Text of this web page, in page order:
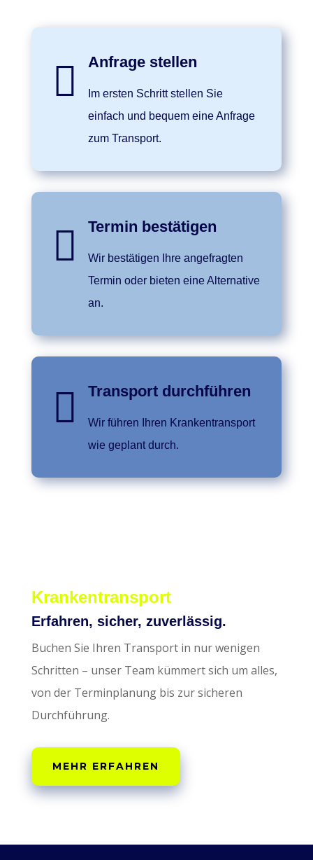
 Anfrage stellen
Im ersten Schritt stellen Sie
einfach und bequem eine Anfrage
zum Transport.
 Termin bestätigen
Wir bestätigen Ihre angefragten
Termin oder bieten eine Alternative
an.
 Transport durchführen
Wir führen Ihren Krankentransport
wie geplant durch.
Krankentransport
Erfahren, sicher, zuverlässig.
Buchen Sie Ihren Transport in nur wenigen
Schritten – unser Team kümmert sich um alles,
von der Terminplanung bis zur sicheren
Durchführung.
MEHR ERFAHREN